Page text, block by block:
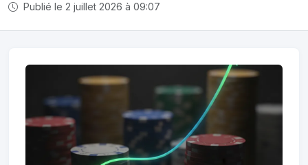
Publié le 2 juillet 2026 à 09:07